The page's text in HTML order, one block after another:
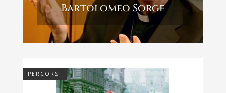
Bartolomeo Sorge
PERCORSI